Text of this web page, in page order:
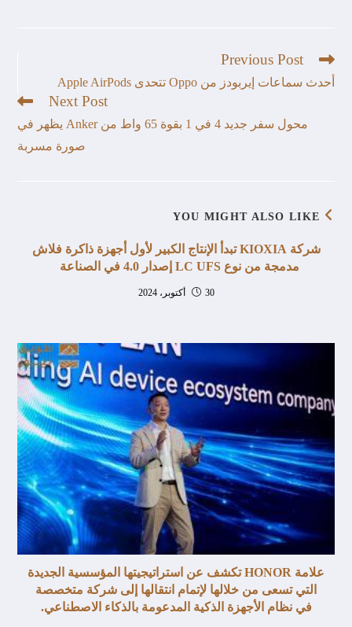
Previous Post
أحدث سماعات إيربودز من Oppo تتحدى Apple AirPods
Next Post
محول سفر جديد 4 في 1 بقوة 65 واط من Anker يظهر في
صورة مسربة
YOU MIGHT ALSO LIKE
شركة KIOXIA تبدأ الإنتاج الكبير لأول أجهزة ذاكرة فلاش
مدمجة من نوع LC UFS إصدار 4.0 في الصناعة
30 أكتوبر، 2024
علامة HONOR تكشف عن استراتيجيتها المؤسسية الجديدة
التي تسعى من خلالها لإتمام انتقالها إلى شركة متخصصة
في نظام الأجهزة الذكية المدعومة بالذكاء الاصطناعي.